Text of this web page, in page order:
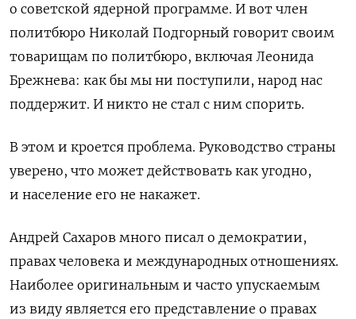
о советской ядерной программе. И вот член
политбюро Николай Подгорный говорит своим
товарищам по политбюро, включая Леонида
Брежнева: как бы мы ни поступили, народ нас
поддержит. И никто не стал с ним спорить.
В этом и кроется проблема. Руководство страны
уверено, что может действовать как угодно,
и население его не накажет.
Андрей Сахаров много писал о демократии,
правах человека и международных отношениях.
Наиболее оригинальным и часто упускаемым
из виду является его представление о правах